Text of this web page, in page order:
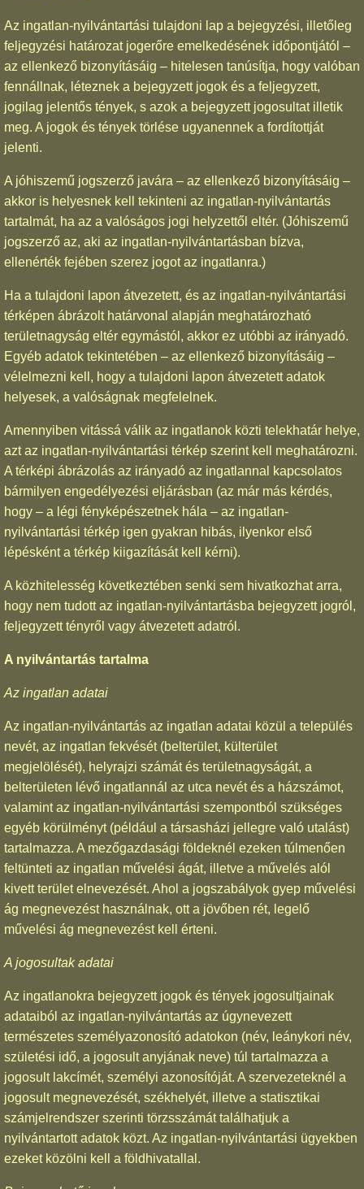
Az ingatlan-nyilvántartási tulajdoni lap a bejegyzési, illetőleg
feljegyzési határozat jogerőre emelkedésének időpontjától –
az ellenkező bizonyításáig – hitelesen tanúsítja, hogy valóban
fennállnak, léteznek a bejegyzett jogok és a feljegyzett,
jogilag jelentős tények, s azok a bejegyzett jogosultat illetik
meg. A jogok és tények törlése ugyanennek a fordítottját
jelenti.
A jóhiszemű jogszerző javára – az ellenkező bizonyításáig –
akkor is helyesnek kell tekinteni az ingatlan-nyilvántartás
tartalmát, ha az a valóságos jogi helyzettől eltér. (Jóhiszemű
jogszerző az, aki az ingatlan-nyilvántartásban bízva,
ellenérték fejében szerez jogot az ingatlanra.)
Ha a tulajdoni lapon átvezetett, és az ingatlan-nyilvántartási
térképen ábrázolt határvonal alapján meghatározható
területnagyság eltér egymástól, akkor ez utóbbi az irányadó.
Egyéb adatok tekintetében – az ellenkező bizonyításáig –
vélelmezni kell, hogy a tulajdoni lapon átvezetett adatok
helyesek, a valóságnak megfelelnek.
Amennyiben vitássá válik az ingatlanok közti telekhatár helye,
azt az ingatlan-nyilvántartási térkép szerint kell meghatározni.
A térképi ábrázolás az irányadó az ingatlannal kapcsolatos
bármilyen engedélyezési eljárásban (az már más kérdés,
hogy – a légi fényképészetnek hála – az ingatlan-
nyilvántartási térkép igen gyakran hibás, ilyenkor első
lépésként a térkép kiigazítását kell kérni).
A közhitelesség következtében senki sem hivatkozhat arra,
hogy nem tudott az ingatlan-nyilvántartásba bejegyzett jogról,
feljegyzett tényről vagy átvezetett adatról.
A nyilvántartás tartalma
Az ingatlan adatai
Az ingatlan-nyilvántartás az ingatlan adatai közül a település
nevét, az ingatlan fekvését (belterület, külterület
megjelölését), helyrajzi számát és területnagyságát, a
belterületen lévő ingatlannál az utca nevét és a házszámot,
valamint az ingatlan-nyilvántartási szempontból szükséges
egyéb körülményt (például a társasházi jellegre való utalást)
tartalmazza. A mezőgazdasági földeknél ezeken túlmenően
feltünteti az ingatlan művelési ágát, illetve a művelés alól
kivett terület elnevezését. Ahol a jogszabályok gyep művelési
ág megnevezést használnak, ott a jövőben rét, legelő
művelési ág megnevezést kell érteni.
A jogosultak adatai
Az ingatlanokra bejegyzett jogok és tények jogosultjainak
adataiból az ingatlan-nyilvántartás az úgynevezett
természetes személyazonosító adatokon (név, leánykori név,
születési idő, a jogosult anyjának neve) túl tartalmazza a
jogosult lakcímét, személyi azonosítóját. A szervezeteknél a
jogosult megnevezését, székhelyét, illetve a statisztikai
számjelrendszer szerinti törzsszámát találhatjuk a
nyilvántartott adatok közt. Az ingatlan-nyilvántartási ügyekben
ezeket közölni kell a földhivatallal.